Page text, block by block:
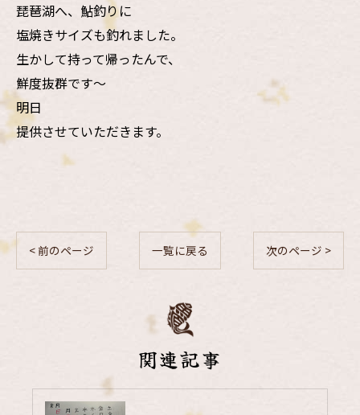
琵琶湖へ、鮎釣りに
塩焼きサイズも釣れました。
生かして持って帰ったんで、
鮮度抜群です〜
明日
提供させていただきます。
< 前のページ 一覧に戻る 次のページ >
関連記事